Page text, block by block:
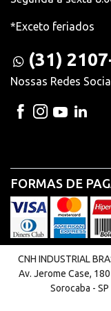
*Exceto feriados
(31)
Nossas Redes
FORMAS DE
CNH INDUSTRIAL
Av. Jerome Case,
Sorocaba -